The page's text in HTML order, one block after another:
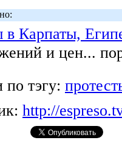
в Карпаты,
и цен...
по тэгу:
http://